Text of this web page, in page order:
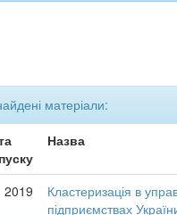
матеріали:
Назва
2019
Кластеризація в
підприємствах